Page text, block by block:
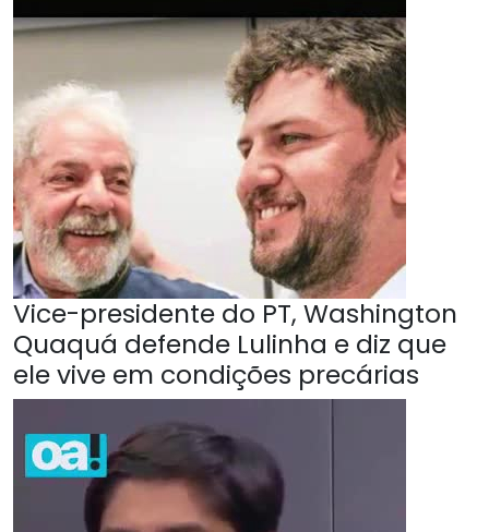
Vice-presidente do PT, Washington
Quaquá defende Lulinha e diz que
ele vive em condições precárias